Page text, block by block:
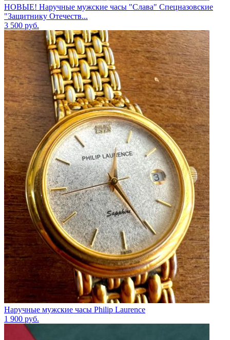
НОВЫЕ! Наручные мужские часы "Слава" Спецназовские
"Защитнику Отечеств...
3 500 руб.
Наручные мужские часы Philip Laurence
1 900 руб.